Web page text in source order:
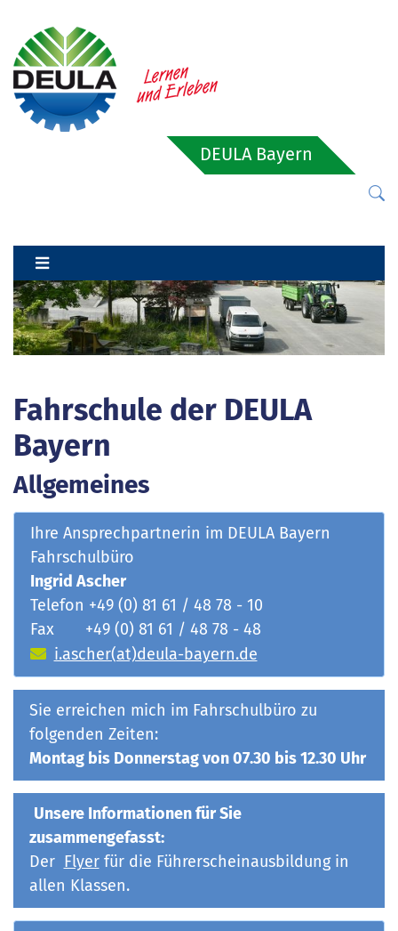
DEULA Bayern
Fahrschule der DEULA
Bayern
Allgemeines
Ihre Ansprechpartnerin im DEULA Bayern
Fahrschulbüro
Ingrid Ascher
Telefon +49 (0) 81 61 / 48 78 - 10
Fax +49 (0) 81 61 / 48 78 - 48
i.ascher(at)deula-bayern.de
Sie erreichen mich im Fahrschulbüro zu
folgenden Zeiten:
Montag bis Donnerstag von 07.30 bis 12.30 Uhr
Unsere Informationen für Sie
zusammengefasst:
Der Flyerfür die Führerscheinausbildung in
allen Klassen.